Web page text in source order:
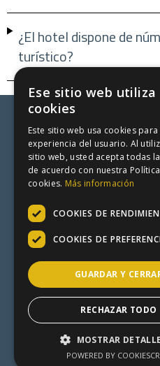
¿El hotel dispone de
turístico?
Hotel Viella. Carretera de
© Hotel Viella 2026.
Política de
Política de
Aviso
By
Ese sitio web utiliza
cookies
Este sitio web usa cookies
experiencia del usuario. Al
sitio web, usted acepta todas
de acuerdo con nuestra
cookies. Más información
COOKIES DE
COOKIES DE
GUARDAR Y
RECHAZAR TODO
MOSTRAR
POWERED BY